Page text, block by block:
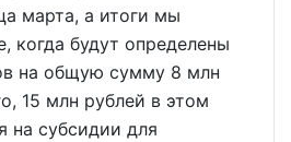
марта, а итоги мы
когда будут определены
на общую сумму 8 млн
15 млн рублей в этом
на субсидии для